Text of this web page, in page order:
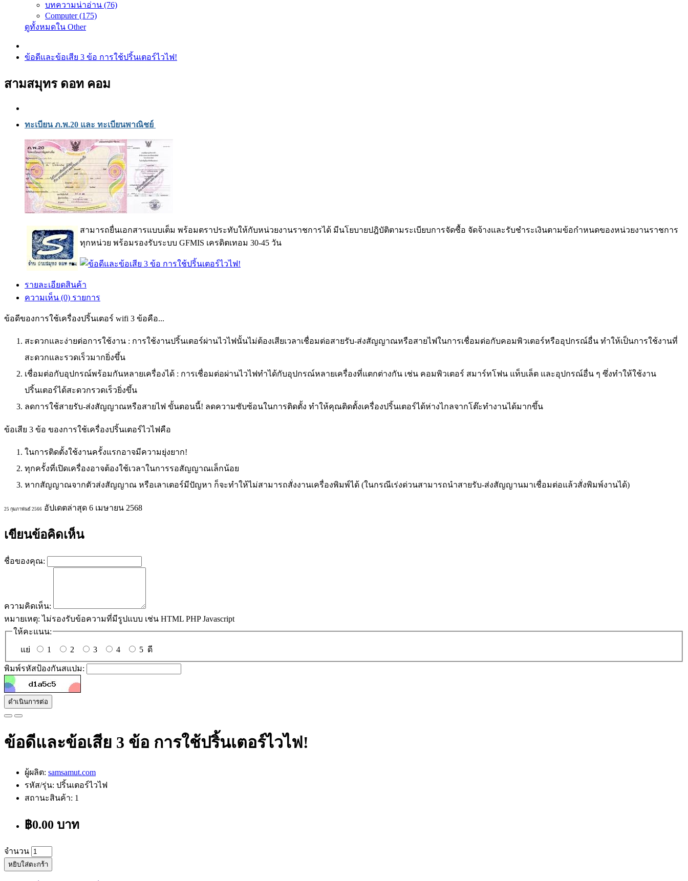
บทความน่าอ่าน (76)
Computer (175)
ดูทั้งหมดใน Other
ข้อดีและข้อเสีย 3 ข้อ การใช้ปริ้นเตอร์ไวไฟ!
สามสมุทร ดอท คอม
ทะเบียน ภ.พ.20 และ ทะเบียนพาณิชย์
สามารถยื่นเอกสารแบบเต็ม พร้อมตราประทับให้กับหน่วยงานราชการได้ มีนโยบายปฎิบัติตามระเบียบการจัดซื้อ จัดจ้างและรับชำระเงินตามข้อกำหนดของหน่วยงานราชการ
ทุกหน่วย พร้อมรองรับระบบ GFMIS เครดิตเทอม 30-45 วัน
รายละเอียดสินค้า
ความเห็น (0) รายการ
ข้อดีของการใช้เครื่องปริ้นเตอร์ wifi 3 ข้อคือ...
สะดวกและง่ายต่อการใช้งาน : การใช้งานปริ้นเตอร์ผ่านไวไฟนั้นไม่ต้องเสียเวลาเชื่อมต่อสายรับ-ส่งสัญญาณหรือสายไฟในการเชื่อมต่อกับคอมพิวเตอร์หรืออุปกรณ์อื่น ทำให้เป็นการใช้งานที่
สะดวกและรวดเร็วมากยิ่งขึ้น
เชื่อมต่อกับอุปกรณ์พร้อมกันหลายเครื่องได้ : การเชื่อมต่อผ่านไวไฟทำได้กับอุปกรณ์หลายเครื่องที่แตกต่างกัน เช่น คอมพิวเตอร์ สมาร์ทโฟน แท็บเล็ต และอุปกรณ์อื่น ๆ ซึ่งทำให้ใช้งาน
ปริ้นเตอร์ได้สะดวกรวดเร็วยิ่งขึ้น
ลดการใช้สายรับ-ส่งสัญญาณหรือสายไฟ ขั้นตอนนี้! ลดความซับซ้อนในการติดตั้ง ทำให้คุณติดตั้งเครื่องปริ้นเตอร์ได้ห่างไกลจากโต๊ะทำงานได้มากขึ้น
ข้อเสีย 3 ข้อ ของการใช้เครื่องปริ้นเตอร์ไวไฟคือ
ในการติดตั้งใช้งานครั้งแรกอาจมีความยุ่งยาก!
ทุกครั้งที่เปิดเครื่องอาจต้องใช้เวลาในการรอสัญญาณเล็กน้อย
หากสัญญาณจากตัวส่งสัญญาณ หรือเลาเตอร์มีปัญหา ก็จะทำให้ไม่สามารถสั่งงานเครื่องพิมพ์ได้ (ในกรณีเร่งด่วนสามารถนำสายรับ-ส่งสัญญานมาเชื่อมต่อแล้วสั่งพิมพ์งานได้)
25 กุมภาพันธ์ 2566 อัปเดตล่าสุด 6 เมษายน 2568
เขียนข้อคิดเห็น
ชื่อของคุณ:
ความคิดเห็น:
หมายเหตุ: ไม่รองรับข้อความที่มีรูปแบบ เช่น HTML PHP Javascript
ให้คะแนน:
แย่ 1 2 3 4 5 ดี
พิมพ์รหัสป้องกันสแปม:
ดำเนินการต่อ
ข้อดีและข้อเสีย 3 ข้อ การใช้ปริ้นเตอร์ไวไฟ!
ผู้ผลิต: samsamut.com
รหัส/รุ่น: ปริ้นเตอร์ไวไฟ
สถานะสินค้า: 1
฿0.00 บาท
จำนวน
หยิบใส่ตะกร้า